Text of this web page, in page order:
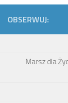
OBSERWUJ:
Marsz dla